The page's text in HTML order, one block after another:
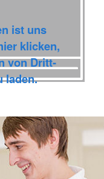
ist uns
klicken,
von Dritt-
laden.